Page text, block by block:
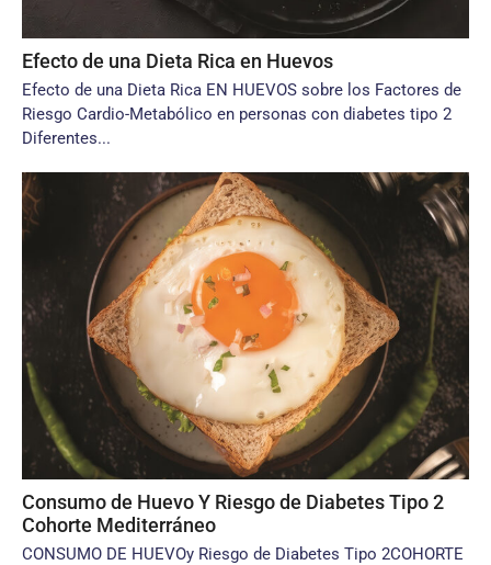
Efecto de una Dieta Rica en Huevos
Efecto de una Dieta Rica EN HUEVOS sobre los Factores de
Riesgo Cardio-Metabólico en personas con diabetes tipo 2
Diferentes...
Consumo de Huevo Y Riesgo de Diabetes Tipo 2
Cohorte Mediterráneo
CONSUMO DE HUEVOy Riesgo de Diabetes Tipo 2COHORTE